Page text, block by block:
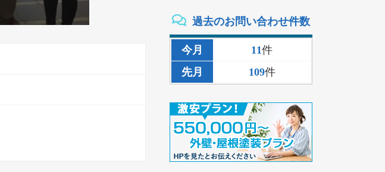
三重県いなべ市のお客様より、外壁その
頂きました！
2026/08/02
名古屋市名東区のお客様より、雨漏り補
修工事の御見積依頼を頂きました！
2026/08/01
名古屋市千種区のお客様より、外壁その
他塗装工事の御見積依頼を頂きました！
2026/08/01
名古屋市中川区のお客様より、雨漏れ修
過去のお問い合わせ件数
今月 11件
先月
109件